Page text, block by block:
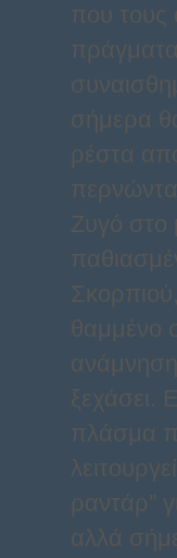
που τους
σήμερα
ρέστα
Ζυγό στο
θαμμένο
ξεχάσει.
πλάσμα
ραντάρ”
αλλά